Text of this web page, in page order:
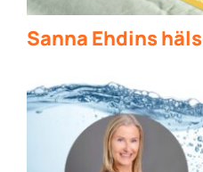
Sanna Ehdins